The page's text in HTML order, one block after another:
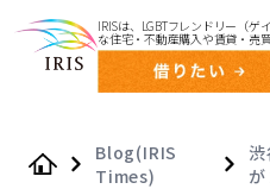
IRISは、LGBTフレンドリー（ゲ
な住宅・不動産購入や賃貸・売
Blog(IRIS
Times)